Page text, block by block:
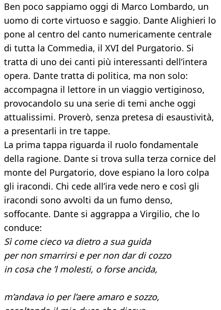
Ben poco sappiamo oggi di Marco Lombardo, un
uomo di corte virtuoso e saggio. Dante Alighieri lo
pone al centro del canto numericamente centrale
di tutta la Commedia, il XVI del Purgatorio. Si
tratta di uno dei canti più interessanti dell’intera
opera. Dante tratta di politica, ma non solo:
accompagna il lettore in un viaggio vertiginoso,
provocandolo su una serie di temi anche oggi
attualissimi. Proverò, senza pretesa di esaustività,
a presentarli in tre tappe.
La prima tappa riguarda il ruolo fondamentale
della ragione. Dante si trova sulla terza cornice del
monte del Purgatorio, dove espiano la loro colpa
gli iracondi. Chi cede all’ira vede nero e così gli
iracondi sono avvolti da un fumo denso,
soffocante. Dante si aggrappa a Virgilio, che lo
conduce:
Sì come cieco va dietro a sua guida
per non smarrirsi e per non dar di cozzo
in cosa che ’l molesti, o forse ancida,
m’andava io per l’aere amaro e sozzo,